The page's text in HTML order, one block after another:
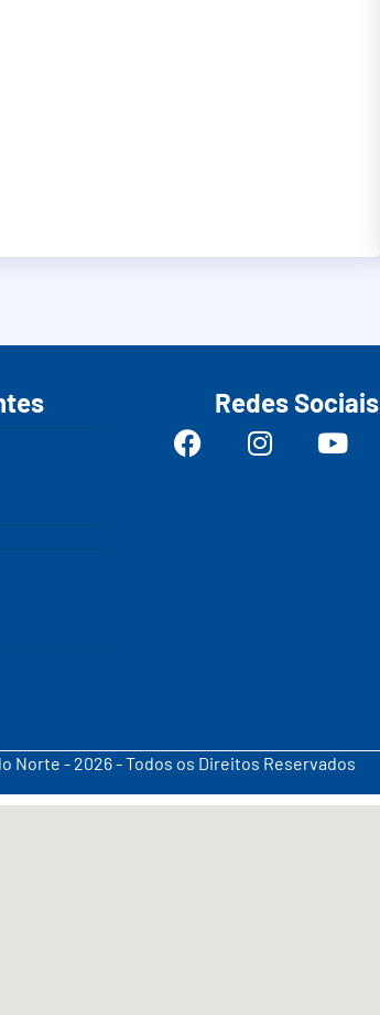
Redes Sociais
Norte - 2026 - Todos os Direitos Reservados